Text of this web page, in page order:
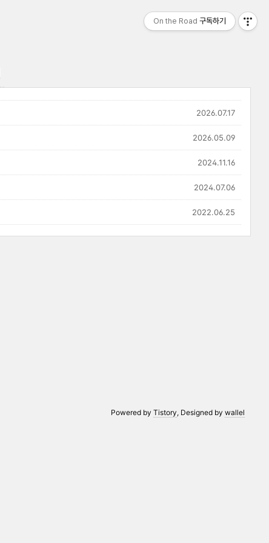
2026.07.17
2026.05.09
2024.11.16
2024.07.06
2022.06.25
Powered byTistory, Designed bywallel
On the Road 구독하기